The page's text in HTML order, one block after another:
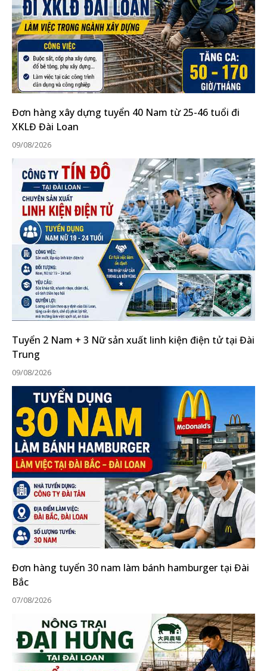
Đơn hàng xây dựng tuyển 40 Nam từ 25-46 tuổi đi
XKLĐ Đài Loan
09/08/2026
Tuyển 2 Nam + 3 Nữ sản xuất linh kiện điện tử tại Đài
Trung
09/08/2026
Đơn hàng tuyển 30 nam làm bánh hamburger tại Đài
Bắc
07/08/2026